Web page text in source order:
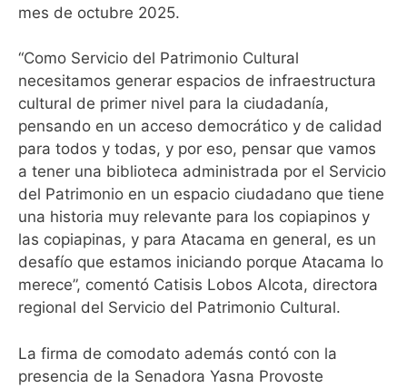
mes de octubre 2025.
“Como Servicio del Patrimonio Cultural
necesitamos generar espacios de infraestructura
cultural de primer nivel para la ciudadanía,
pensando en un acceso democrático y de calidad
para todos y todas, y por eso, pensar que vamos
a tener una biblioteca administrada por el Servicio
del Patrimonio en un espacio ciudadano que tiene
una historia muy relevante para los copiapinos y
las copiapinas, y para Atacama en general, es un
desafío que estamos iniciando porque Atacama lo
merece”, comentó Catisis Lobos Alcota, directora
regional del Servicio del Patrimonio Cultural.
La firma de comodato además contó con la
presencia de la Senadora Yasna Provoste